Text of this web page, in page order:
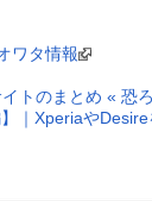
ワタ情報
トのまとめ « 恐
｜Xperiaや